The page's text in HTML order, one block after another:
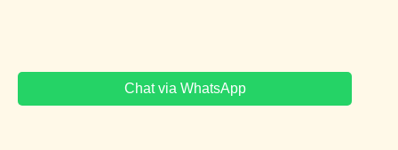
Chat via WhatsApp